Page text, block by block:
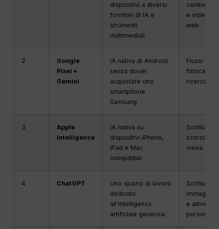
dispositivi a diversi
fornitori di IA e
strumenti
multimediali
cambio di
e video
web
2
Google
Pixel +
Gemini
IA nativa di Android
senza dover
acquistare uno
smartphone
Samsung
Flussi di
ricerca e
3
Apple
Intelligence
IA nativa su
dispositivi iPhone,
iPad e Mac
compatibili
Scrittura,
visiva
4 ChatGPT
Uno spazio di lavoro
dedicato
all'intelligenza
artificiale generica
Scrittura,
immagini,
e attività
personale